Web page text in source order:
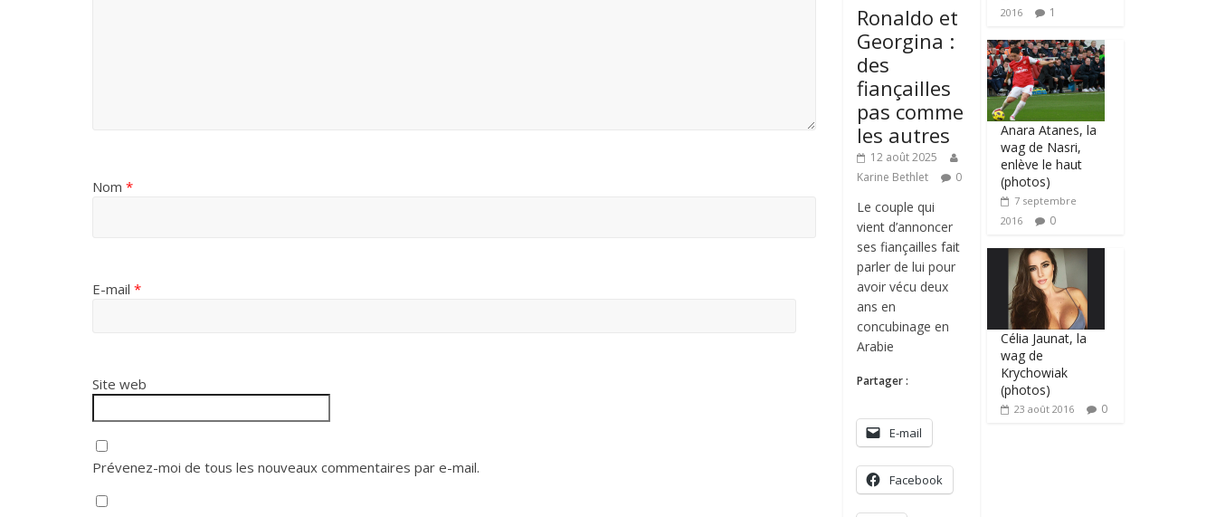
Nom *
E-mail *
Site web
Prévenez-moi de tous les nouveaux commentaires par e-mail.
Ronaldo et
Georgina :
des
fiançailles
pas comme
les autres
12 août 2025
Karine Bethlet
0
Le couple qui
vient d’annoncer
ses fiançailles fait
parler de lui pour
avoir vécu deux
ans en
concubinage en
Arabie
Partager :
E-mail
Facebook
2016
1
Anara Atanes, la
wag de Nasri,
enlève le haut
(photos)
7 septembre
2016
0
Célia Jaunat, la
wag de
Krychowiak
(photos)
23 août 2016 0